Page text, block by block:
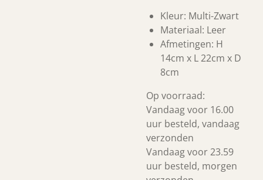
Kleur: Multi-Zwart
Materiaal: Leer
Afmetingen: H
14cm x L 22cm x D
8cm
Op voorraad:
Vandaag voor 16.00
uur besteld, vandaag
verzonden
Vandaag voor 23.59
uur besteld, morgen